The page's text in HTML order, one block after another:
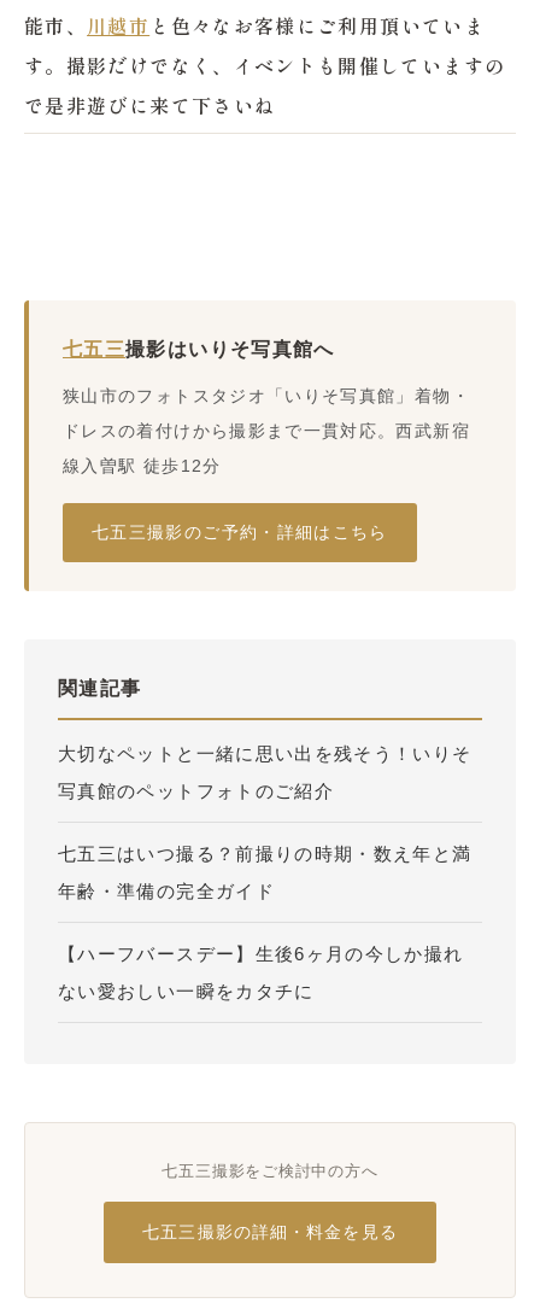
能市、 川越市 と色々なお客様にご利用頂いていま
す。撮影だけでなく、イベントも開催していますの
で是非遊びに来て下さいね
七五三撮影はいりそ写真館へ
狭山市のフォトスタジオ「いりそ写真館」着物・
ドレスの着付けから撮影まで一貫対応。西武新宿
線入曽駅 徒歩12分
七五三撮影のご予約・詳細はこちら
関連記事
大切なペットと一緒に思い出を残そう！いりそ
写真館のペットフォトのご紹介
七五三はいつ撮る？前撮りの時期・数え年と満
年齢・準備の完全ガイド
【ハーフバースデー】生後6ヶ月の今しか撮れ
ない愛おしい一瞬をカタチに
七五三撮影をご検討中の方へ
七五三撮影の詳細・料金を見る